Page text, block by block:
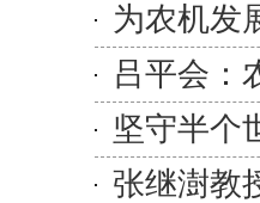
为农机发
吕平会：
坚守半个
张继澍教